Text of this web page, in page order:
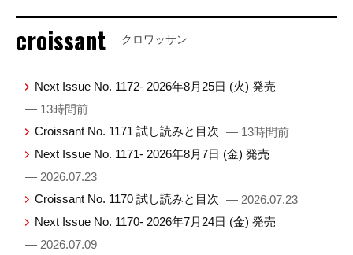
croissant クロワッサン
Next Issue No. 1172- 2026年8月25日 (火) 発売
— 13時間前
Croissant No. 1171 試し読みと目次 — 13時間前
Next Issue No. 1171- 2026年8月7日 (金) 発売
— 2026.07.23
Croissant No. 1170 試し読みと目次 — 2026.07.23
Next Issue No. 1170- 2026年7月24日 (金) 発売
— 2026.07.09